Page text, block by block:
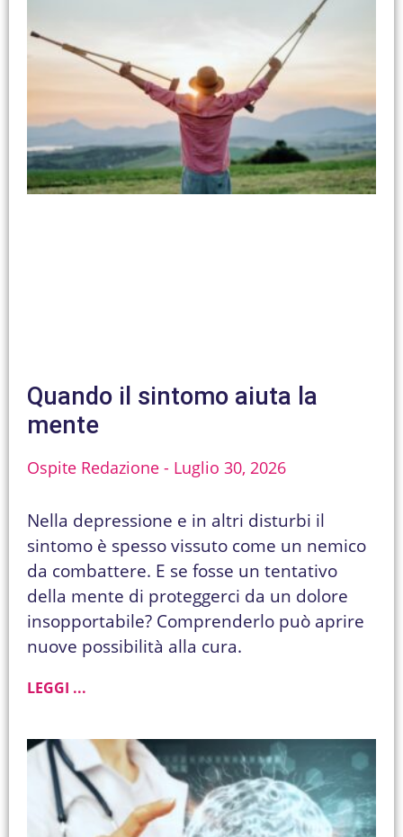
Quando il sintomo aiuta la
mente
Ospite Redazione Luglio 30, 2026
Nella depressione e in altri disturbi il
sintomo è spesso vissuto come un nemico
da combattere. E se fosse un tentativo
della mente di proteggerci da un dolore
insopportabile? Comprenderlo può aprire
nuove possibilità alla cura.
LEGGI ...